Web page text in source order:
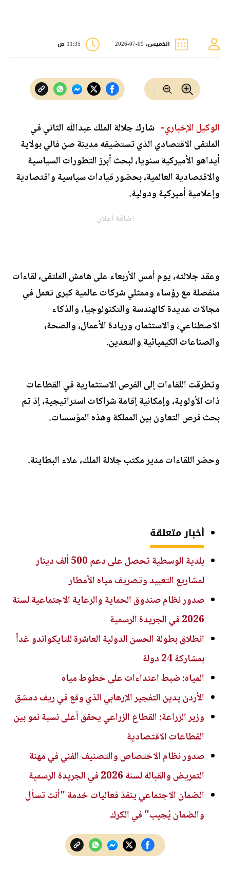
الخميس، 09-07-2026 11:35 ص
الوكيل الإخباري- شارك جلالة الملك عبدﷲ الثاني في
الملتقى الاقتصادي الذي تستضيفه مدينة صن فالي بولاية
أيداهو الأميركية سنويا، لبحث أبرز التطورات السياسية
والاقتصادية العالمية، بحضور قيادات سياسية واقتصادية
وإعلامية أميركية ودولية.
اضافة اعلان
وعقد جلالته، يوم أمس الأربعاء على هامش الملتقى، لقاءات
منفصلة مع رؤساء وممثلي شركات عالمية كبرى تعمل في
مجالات عديدة كالهندسة والتكنولوجيا، والذكاء
الاصطناعي، والاستثمار، وريادة الأعمال، والصحة،
والصناعات الكيميائية والتعدين.
وتطرقت اللقاءات إلى الفرص الاستثمارية في القطاعات
ذات الأولوية، وإمكانية إقامة شراكات استراتيجية، إذ تم
بحث فرص التعاون بين المملكة وهذه المؤسسات.
وحضر اللقاءات مدير مكتب جلالة الملك، علاء البطاينة.
أخبار متعلقة
بلدية الوسطية تحصل على دعم 500 ألف دينار
لمشاريع التعبيد وتصريف مياه الأمطار
صدور نظام صندوق الحماية والرعاية الاجتماعية لسنة
2026 في الجريدة الرسمية
انطلاق بطولة الحسن الدولية العاشرة للتايكواندو غداً
بمشاركة 24 دولة
المياه: ضبط اعتداءات على خطوط مياه
الأردن يدين التفجير الإرهابي الذي وقع في ريف دمشق
وزير الزراعة: القطاع الزراعي يحقق أعلى نسبة نمو بين
القطاعات الاقتصادية
صدور نظام الاختصاص والتصنيف الفني في مهنة
التمريض والقبالة لسنة 2026 في الجريدة الرسمية
الضمان الاجتماعي ينفذ فعاليات خدمة "أنت تسأل
والضمان يُجيب" في الكرك